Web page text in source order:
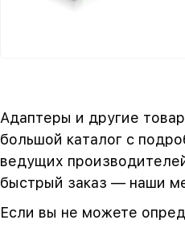
Адаптеры и другие
большой каталог с
ведущих
быстрый заказ — наши
Если вы не можете